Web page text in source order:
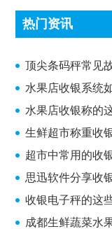
热门资讯
顶尖条码秤常见
顶尖条码秤常见
水果店收银系统
水果店收银称的
生鲜超市称重收
超市中常用的收
思迅软件分享收
收银电子秤的这
成都生鲜蔬菜水